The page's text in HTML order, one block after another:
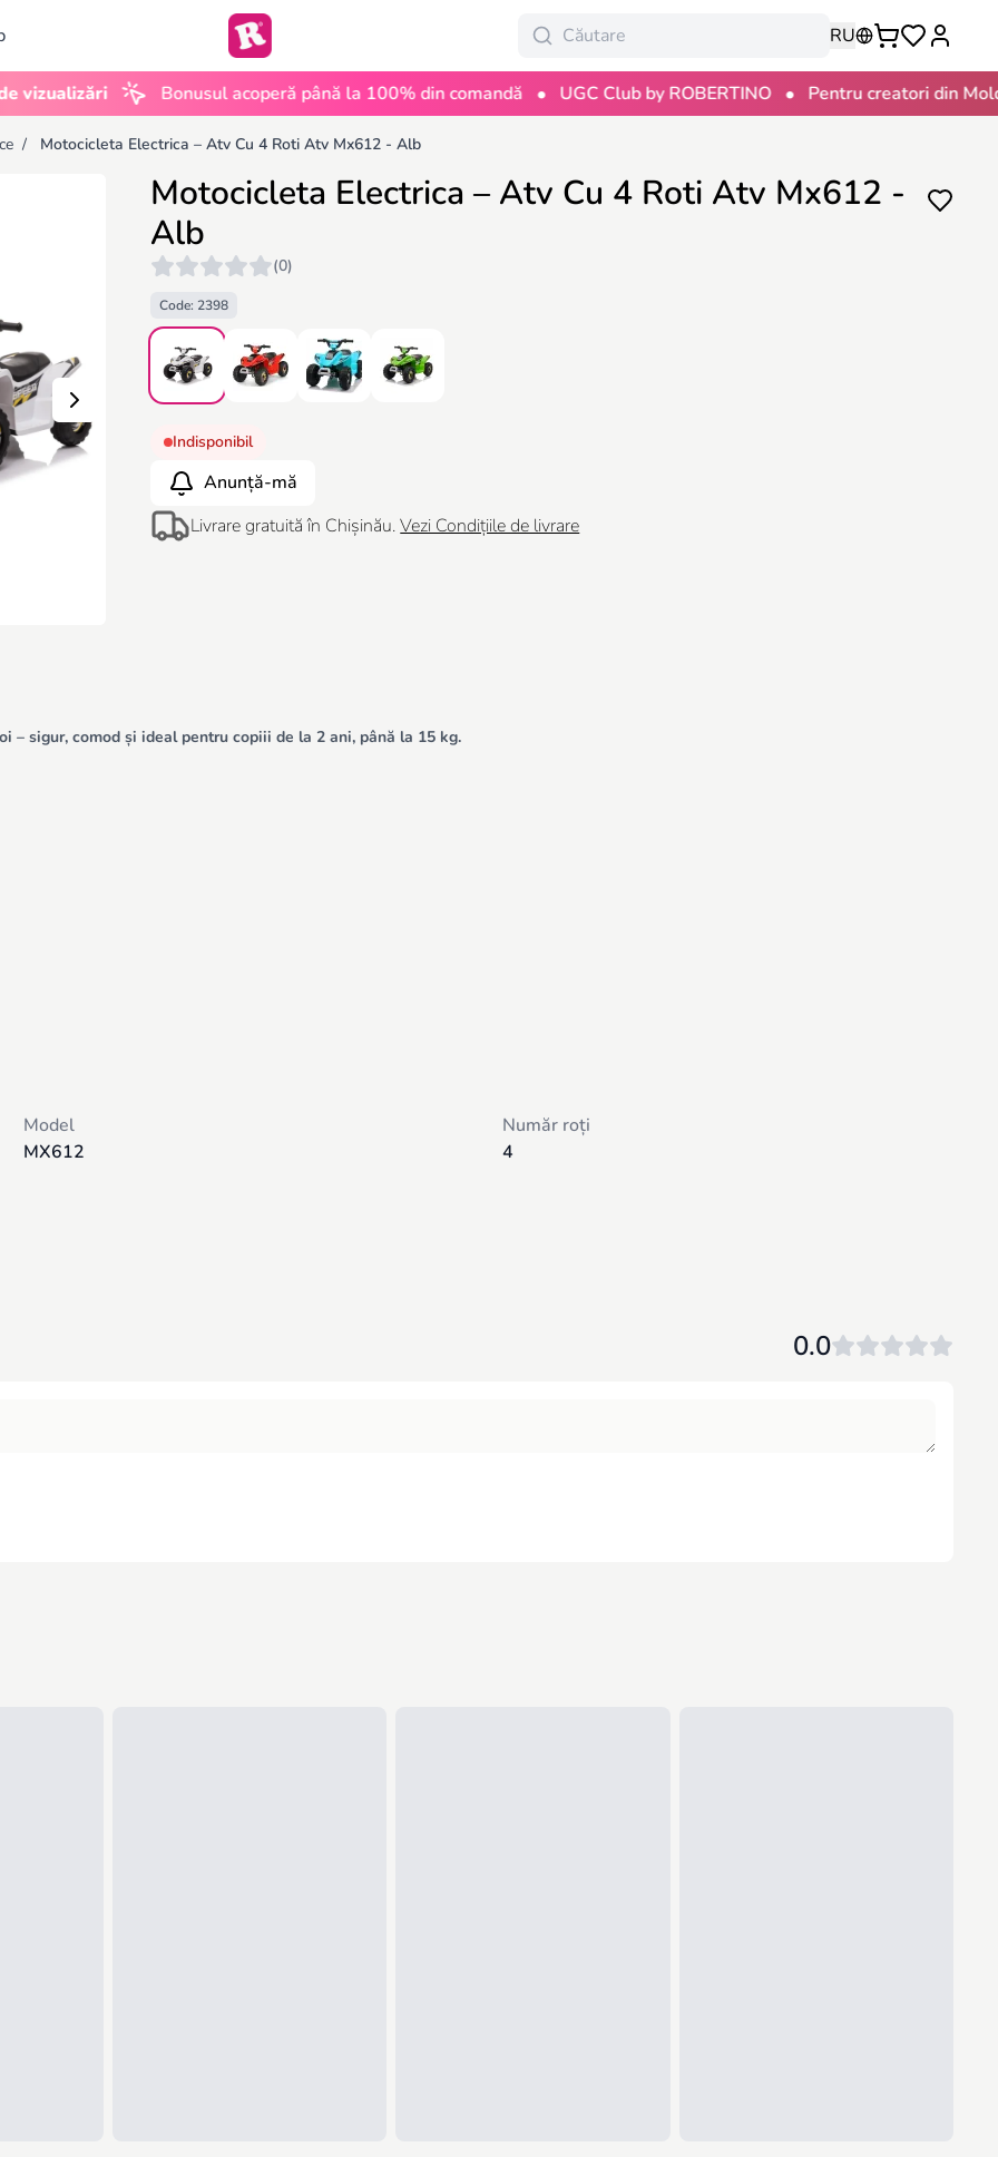
RU
Bonusul acoperă până la 100% din comandă • UGC Club by ROBERTINO • Pentru creatori din Moldova
/ Motocicleta Electrica – Atv Cu 4 Roti Atv Mx612 - Alb
Motocicleta Electrica – Atv Cu 4 Roti Atv Mx612 -
Alb
(0)
Code: 2398
Indisponibil
Anunță-mă
Livrare gratuită în Chișinău.Vezi Condițiile de livrare
– sigur, comod și ideal pentru copiii de la 2 ani, până la 15 kg.
Model
MX612
Număr roți
4
0.0